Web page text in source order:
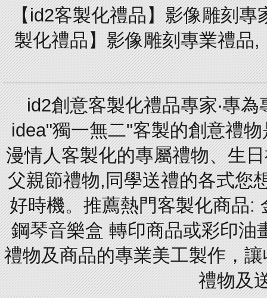
【id2客製化禮品】影像雕刻
製化禮品】影像雕刻專業禮品
id2創意客製化禮品專家‧專
idea"獨一無二"客製的創意禮
漫情人客製化的專屬禮物、生
父親節禮物,同學送禮的各式您
好時機。推薦熱門客製化商品:
鋼琴音樂盒 轉印商品或彩印油
禮物及商品的專業美工製作，
禮物及